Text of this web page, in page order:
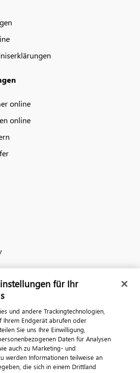
online
online
Sie uns
für Ihr
und andere Trackingtechnologien,
Ihrem Endgerät abrufen oder
Sie uns Ihre Einwilligung,
Daten für Analysen
auch zu Marketing- und
werden Informationen teilweise an
die sich in einem Drittland